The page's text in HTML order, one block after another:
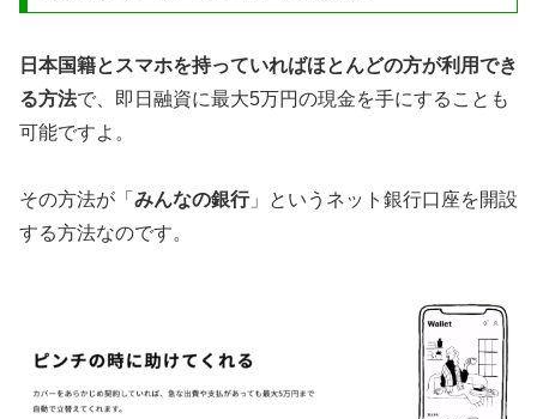
日本国籍とスマホを持っていればほとんどの方が利用でき
る方法で、即日融資に最大5万円の現金を手にすることも
可能ですよ。
その方法が「 みんなの銀行」というネット銀行口座を開設
する方法なのです。